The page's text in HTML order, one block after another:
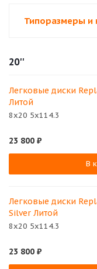
Типоразмеры и
20''
Легковые диски
Литой
8x20 5x114.3
23 800 ₽
В
Легковые диски
Silver Литой
8x20 5x114.3
23 800 ₽